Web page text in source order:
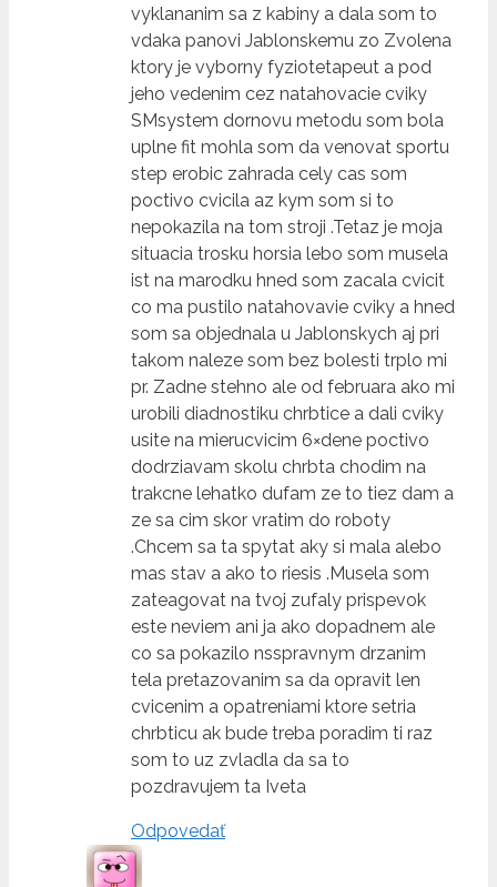
vyklananim sa z kabiny a dala som to
vdaka panovi Jablonskemu zo Zvolena
ktory je vyborny fyziotetapeut a pod
jeho vedenim cez natahovacie cviky
SMsystem dornovu metodu som bola
uplne fit mohla som da venovat sportu
step erobic zahrada cely cas som
poctivo cvicila az kym som si to
nepokazila na tom stroji .Tetaz je moja
situacia trosku horsia lebo som musela
ist na marodku hned som zacala cvicit
co ma pustilo natahovavie cviky a hned
som sa objednala u Jablonskych aj pri
takom naleze som bez bolesti trplo mi
pr. Zadne stehno ale od februara ako mi
urobili diadnostiku chrbtice a dali cviky
usite na mierucvicim 6×dene poctivo
dodrziavam skolu chrbta chodim na
trakcne lehatko dufam ze to tiez dam a
ze sa cim skor vratim do roboty
.Chcem sa ta spytat aky si mala alebo
mas stav a ako to riesis .Musela som
zateagovat na tvoj zufaly prispevok
este neviem ani ja ako dopadnem ale
co sa pokazilo nsspravnym drzanim
tela pretazovanim sa da opravit len
cvicenim a opatreniami ktore setria
chrbticu ak bude treba poradim ti raz
som to uz zvladla da sa to
pozdravujem ta Iveta
Odpovedať